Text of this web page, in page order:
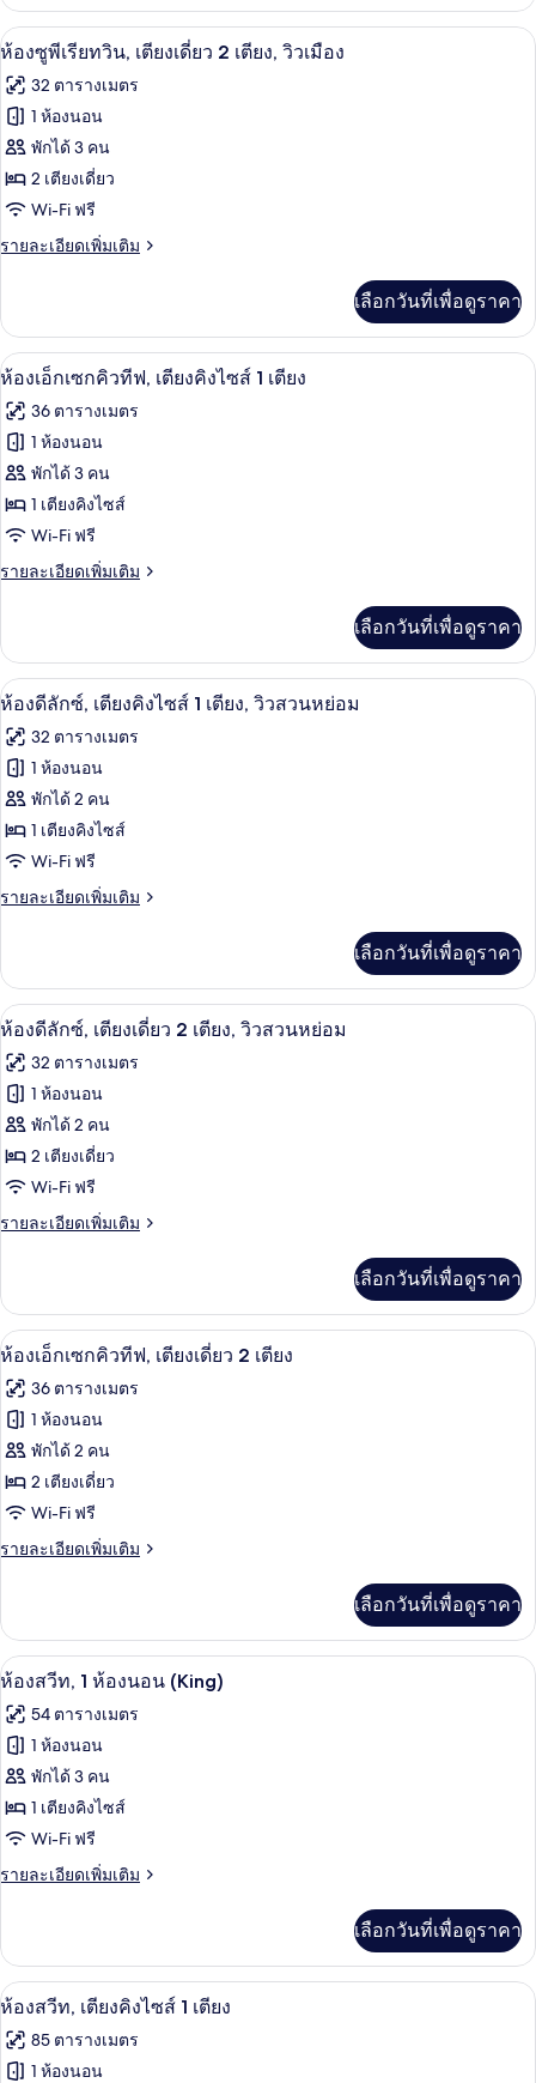
คิง
ไซส์
1
เตียง,
วิว
เมือง
กับ
ห้อง
พี
เรีย,
คิง
ไซส์
เตียง,
วิว
เปิด
ภาพถ่าย
ทั้งหมด
ของ
ห้อง
ซู
พี
ทวิน,
เตียง
เดี่ยว
2
เตียง,
วิว
เมือง
มินิบาร์, ตู้นิรภัยในห้องพัก, โต๊ะทำงา
6
ห้องซูพีเรียทวิน, เตียงเดี่ยว 2 เตียง, วิวเมือง
32 ตารางเมตร
1 ห้องนอน
พักได้ 3 คน
2 เตียงเดี่ยว
Wi-Fi ฟรี
รายละเอียดเพิ่มเติม
ราย
เกี่ยว
กับ
ห้อง
พี
เรีย
น,
เตียง
เดี่ยว
เตียง,
เลือกวันที่เพื่อดูราคา
เปิด
ภาพถ่าย
ทั้งหมด
ของ
ห้อง
เอ็ก
เซก
ทีฟ,
เตียง
คิง
ไซส์
เตียง
มินิบาร์, ตู้นิรภัยในห้องพัก, โต๊ะทำงา
8
ห้องเอ็กเซกคิวทีฟ, เตียงคิงไซส์ 1 เตียง
36 ตารางเมตร
1 ห้องนอน
พักได้ 3 คน
1 เตียงคิงไซส์
Wi-Fi ฟรี
รายละเอียดเพิ่มเติม
ราย
เกี่ยว
กับ
ห้อง
เซก
คิว
เตียง
คิง
ไซส์
เตียง
เลือกวันที่เพื่อดูราคา
เปิด
ภาพถ่าย
ทั้งหมด
ของ
ห้อง
ดี
ลัก
เตียง
คิง
ไซส์
1
เตียง,
วิว
สวน
อ่างอาบน้ำและฝักบัวแยกจากกัน, ของ
5
ห้องดีลักซ์, เตียงคิงไซส์ 1 เตียง, วิวสวนหย่อม
32 ตารางเมตร
1 ห้องนอน
พักได้ 2 คน
1 เตียงคิงไซส์
Wi-Fi ฟรี
รายละเอียดเพิ่มเติม
ราย
เกี่ยว
กับ
ห้อง
ลัก
ซ์,
คิง
ไซส์
เตียง,
วิว
เลือกวันที่เพื่อดูราคา
เปิด
ภาพถ่าย
ทั้งหมด
ของ
ห้อง
ดี
ลัก
เตียง
เดี่ยว
2
เตียง,
วิว
สวน
หย่อม
อ่างอาบน้ำและฝักบัวแยกจากกัน, ของ
5
ห้องดีลักซ์, เตียงเดี่ยว 2 เตียง, วิวสวนหย่อม
32 ตารางเมตร
1 ห้องนอน
พักได้ 2 คน
2 เตียงเดี่ยว
Wi-Fi ฟรี
รายละเอียดเพิ่มเติม
ราย
เกี่ยว
กับ
ห้อง
ลัก
ซ์,
เดี่ยว
2
เตียง,
วิว
สวน
เลือกวันที่เพื่อดูราคา
เปิด
ภาพถ่าย
ทั้งหมด
ของ
ห้อง
เอ็ก
เซก
ทีฟ,
เตียง
เดี่ยว
2
เตียง
มินิบาร์, ตู้นิรภัยในห้องพัก, โต๊ะทำงาน
8
ห้องเอ็กเซกคิวทีฟ, เตียงเดี่ยว 2 เตียง
36 ตารางเมตร
1 ห้องนอน
พักได้ 2 คน
2 เตียงเดี่ยว
Wi-Fi ฟรี
รายละเอียดเพิ่มเติม
ราย
เกี่ยว
กับ
ห้อง
เซก
คิว
เตียง
เดี่ยว
เตียง
เลือกวันที่เพื่อดูราคา
เปิด
ภาพถ่าย
ทั้งหมด
ของ
ห้อง
สวีท,
1
(King)
มินิบาร์, ตู้นิรภัยในห้องพัก, โต๊ะทำงา
10
ห้องสวีท, 1 ห้องนอน (King)
54 ตารางเมตร
1 ห้องนอน
พักได้ 3 คน
1 เตียงคิงไซส์
Wi-Fi ฟรี
รายละเอียดเพิ่มเติม
ราย
เกี่ยว
กับ
ห้อง
ท,
เลือกวันที่เพื่อดูราคา
เปิด
ภาพถ่าย
ทั้งหมด
มินิบาร์, ตู้นิรภัยในห้องพัก, โต๊ะทำงา
14
ห้องสวีท, เตียงคิงไซส์ 1 เตียง
85 ตารางเมตร
1 ห้องนอน